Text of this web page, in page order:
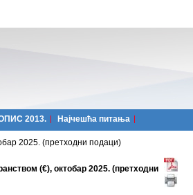
2013. Најчешћa питања
2025. (претходни подаци)
(€), октобар 2025. (претходни